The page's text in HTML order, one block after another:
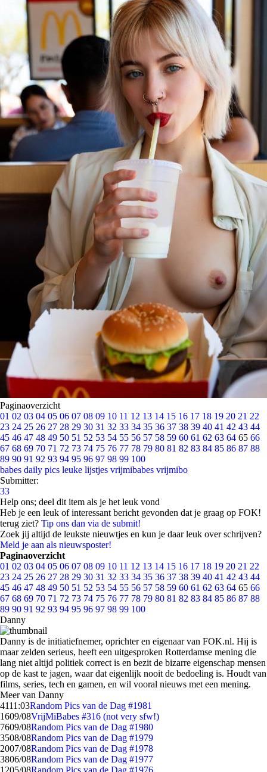
Paginaoverzicht
01 02 03 04 05 06 07 08 09 10 11 12 13 14 15 16 17 18 19 20 21 22
23 24 25 26 27 28 29 30 31 32 33 34 35 36 37 38 39 40 41 42 43 44
45 46 47 48 49 50 51 52 53 54 55 56 57 58 59 60 61 62 63 64 65 66
67 68 69 70 71 72 73 74 75 76 77 78 79 80 81 82 83 84 85 86 87 88
89 90 91 92 93 94 95 96 97 98 99 100
babes daily pics leuke lijstjes vrijmibabes vrijmibo
Submitter:
33
Help ons; deel dit item als je het leuk vond
Heb je een leuk of interessant bericht gevonden dat je graag op FOK!
terug ziet? Tip ons dan via de submit!
Zoek jij altijd de leukste nieuwtjes en kun je daar leuk over schrijven?
Meld je aan als nieuwsposter!
Paginaoverzicht
01 02 03 04 05 06 07 08 09 10 11 12 13 14 15 16 17 18 19 20 21 22
23 24 25 26 27 28 29 30 31 32 33 34 35 36 37 38 39 40 41 42 43 44
45 46 47 48 49 50 51 52 53 54 55 56 57 58 59 60 61 62 63 64 65 66
67 68 69 70 71 72 73 74 75 76 77 78 79 80 81 82 83 84 85 86 87 88
89 90 91 92 93 94 95 96 97 98 99 100
Danny
Danny is de initiatiefnemer, oprichter en eigenaar van FOK.nl. Hij is
maar zelden serieus, heeft een uitgesproken Rotterdamse mening die
lang niet altijd politiek correct is en bezit de bizarre eigenschap mensen
op de kast te jagen, waar dat eigenlijk nooit de bedoeling is. Houdt van
films, series, tech en gamen, en wil vooral nieuws met een mening.
Meer van Danny
4111:03Random Pics van de Dag #1981
1609/08VrijMiBabes #316 (not very sfw!)
7609/08Random Pics van de Dag #1980
3508/08Random Pics van de Dag #1979
2007/08Random Pics van de Dag #1978
3806/08Random Pics van de Dag #1977
1205/08Random Pics van de Dag #1976